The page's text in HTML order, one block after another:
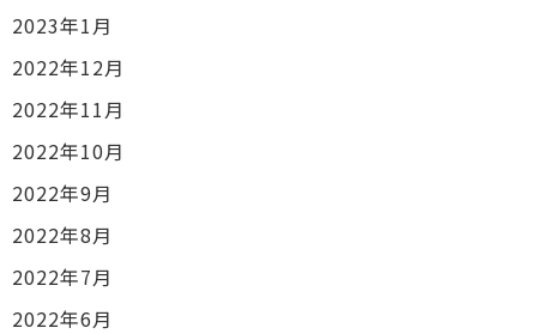
2023年1月
2022年12月
2022年11月
2022年10月
2022年9月
2022年8月
2022年7月
2022年6月